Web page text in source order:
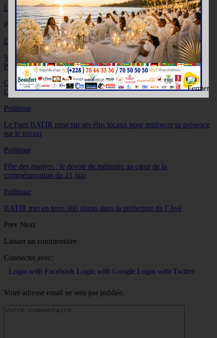
Les Awards du BTP : Reconnaître et encourager l’excellence
Prochain article
Diplomatie : Faure Gnassingbé de nouveau attendu à Paris
Vous pourriez aussi aimer
Plus d'articles de l'auteur
Politique
Communication électronique : un nouveau cadre examiné en
Conseil des ministres
Politique
Le Parti BATIR mise sur ses élus locaux pour renforcer sa présence
sur le terrain
Politique
Fête des martyrs : le devoir de mémoire au cœur de la
commémoration du 21 juin
Politique
BATIR met en terre 300 plants dans la préfecture de l’Avé
Prev Next
Laisser un commentaire
Connecter avec:
Login with Facebook Login with Google Login with Twitter
Votre adresse email ne sera pas publiée.